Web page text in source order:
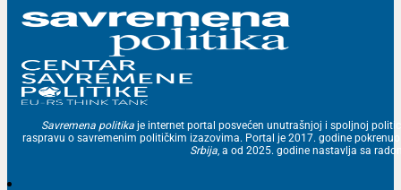
Savremena politika je internet portal posvećen unutrašnjoj i spoljnoj
raspravu o savremenim političkim izazovima. Portal je 2017. godine
Srbija, a od 2025. godine nastavlja sa